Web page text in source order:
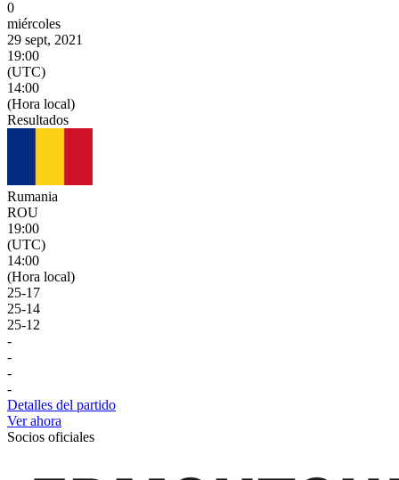
0
miércoles
29 sept, 2021
19:00
(UTC)
14:00
(Hora local)
Resultados
Rumania
ROU
19:00
(UTC)
14:00
(Hora local)
25-17
25-14
25-12
-
-
-
-
Detalles del partido
Ver ahora
Socios oficiales